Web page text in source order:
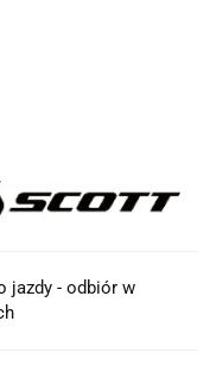
jazdy - odbiór w